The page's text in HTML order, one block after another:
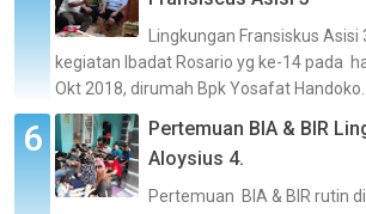
Lingkungan Fransiskus
kegiatan Ibadat Rosario yg ke-14 pada
Okt 2018, dirumah Bpk Yosafat Handoko...
Pertemuan BIA & BIR
Aloysius 4.
Pertemuan BIA & BIR rutin